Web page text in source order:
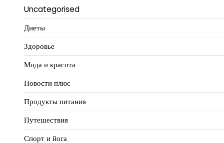
Uncategorised
Диеты
Здоровье
Мода и красота
Новости плюс
Продукты питания
Путешествия
Спорт и йога